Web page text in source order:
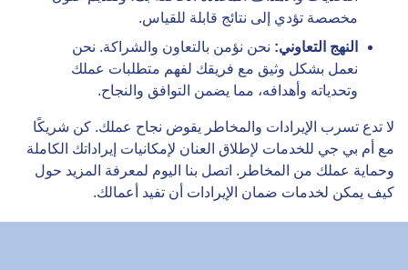
مخصصة تؤدي إلى نتائج قابلة للقياس.
النهج التعاوني: نحن نؤمن بالتعاون والشراكة. نحن
نعمل بشكل وثيق مع فريقك لفهم متطلبات عملك
وتحدياته وأهدافه، مما يضمن التوافق والنجاح.
لا تدع تسرب الإيرادات والمخاطر يقوض نجاح عملك. كن شريكًا
مع أم بي جي للخدمات لإطلاق العنان لإمكانيات إيراداتك الكاملة
وحماية عملك من المخاطر. اتصل بنا اليوم لمعرفة المزيد حول
كيف يمكن لخدمات ضمان الإيرادات أن تفيد أعمالك.